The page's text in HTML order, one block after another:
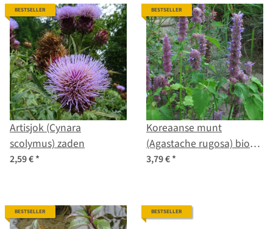
BESTSELLER
Artisjok (Cynara
scolymus) zaden
2,59 €*
BESTSELLER
Koreaanse munt
(Agastache rugosa) bio
zaad
3,79 €*
BESTSELLER BESTSELLER